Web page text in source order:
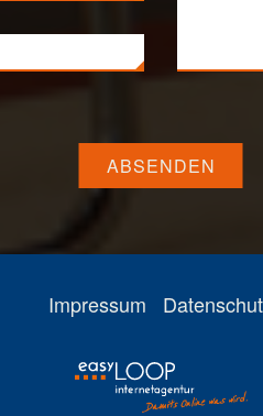
ABSENDEN
Impressum